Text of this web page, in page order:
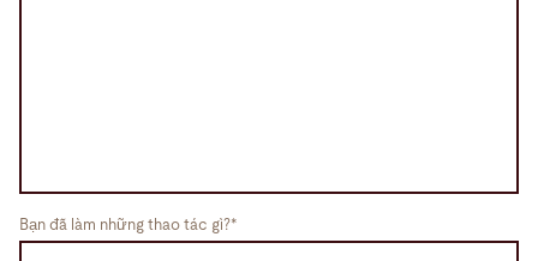
Bạn đã làm những thao tác gì?*